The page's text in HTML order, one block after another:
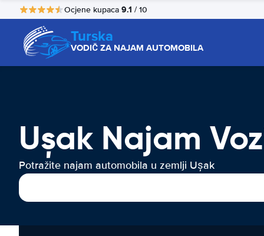
Ocjene kupaca 9.1 / 10
Turska
VODIČ ZA NAJAM AUTOMOBILA
Ușak Najam
Potražite najam automobila u zemlji Ușak